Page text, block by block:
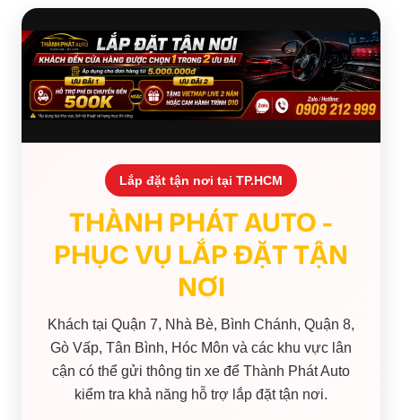
Lắp đặt tận nơi tại TP.HCM
THÀNH PHÁT AUTO -
PHỤC VỤ LẮP ĐẶT TẬN
NƠI
Khách tại Quận 7, Nhà Bè, Bình Chánh, Quận 8,
Gò Vấp, Tân Bình, Hóc Môn và các khu vực lân
cận có thể gửi thông tin xe để Thành Phát Auto
kiểm tra khả năng hỗ trợ lắp đặt tận nơi.